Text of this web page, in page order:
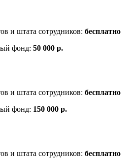
и штата сотрудников: бесплатно
фонд: 50 000 р.
и штата сотрудников: бесплатно
фонд: 150 000 р.
и штата сотрудников: бесплатно